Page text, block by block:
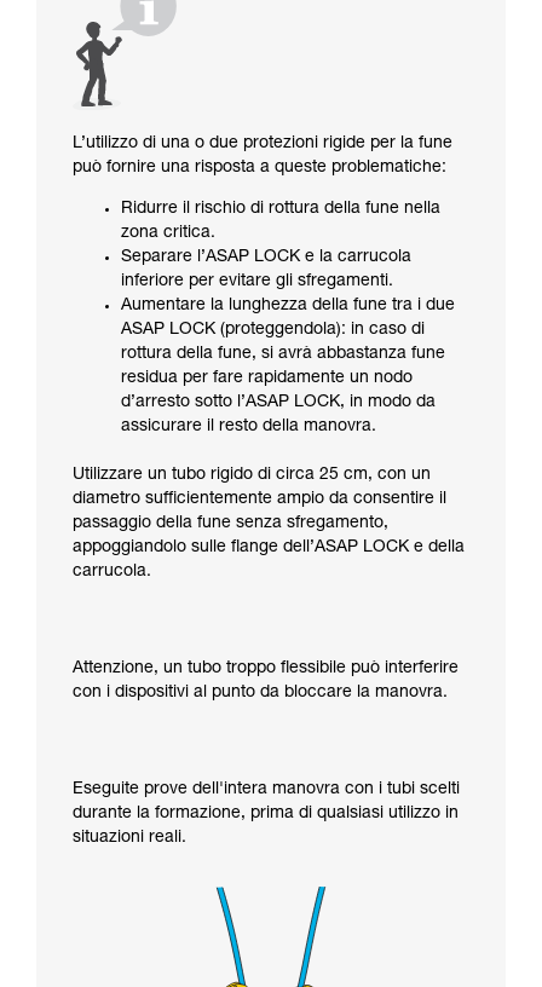
L’utilizzo di una o due protezioni rigide per la fune
può fornire una risposta a queste problematiche:
Ridurre il rischio di rottura della fune nella
zona critica.
Separare l’ASAP LOCK e la carrucola
inferiore per evitare gli sfregamenti.
Aumentare la lunghezza della fune tra i due
ASAP LOCK (proteggendola): in caso di
rottura della fune, si avrà abbastanza fune
residua per fare rapidamente un nodo
d’arresto sotto l’ASAP LOCK, in modo da
assicurare il resto della manovra.
Utilizzare un tubo rigido di circa 25 cm, con un
diametro sufficientemente ampio da consentire il
passaggio della fune senza sfregamento,
appoggiandolo sulle flange dell’ASAP LOCK e della
carrucola.
Attenzione, un tubo troppo flessibile può interferire
con i dispositivi al punto da bloccare la manovra.
Eseguite prove dell'intera manovra con i tubi scelti
durante la formazione, prima di qualsiasi utilizzo in
situazioni reali.